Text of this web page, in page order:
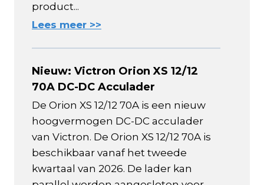
product...
Lees meer >>
Nieuw: Victron Orion XS 12/12
70A DC-DC Acculader
De Orion XS 12/12 70A is een nieuw
hoogvermogen DC-DC acculader
van Victron. De Orion XS 12/12 70A is
beschikbaar vanaf het tweede
kwartaal van 2026. De lader kan